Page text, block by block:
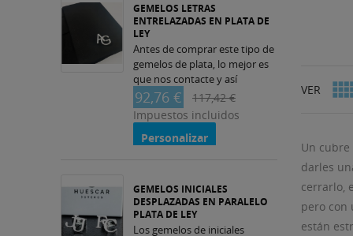
GEMELOS LETRAS
ENTRELAZADAS EN PLATA DE
LEY
Antes de comprar este tipo de
gemelos de plata, lo mejor es
que nos contacte y así
podemos realizar mejor
nuestro trabajo, ya que antes
de cortar...
92,76 €
117,42 €
Impuestos incluidos
Personalizar
GEMELOS INICIALES
DESPLAZADAS EN PARALELO
PLATA DE LEY
Los gemelos de iniciales
VER
Un
darles
cerrarlo,
pero con
están